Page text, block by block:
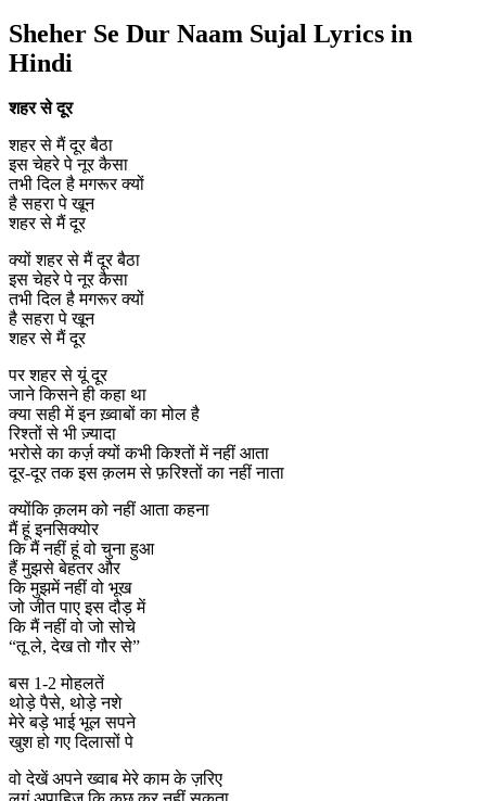
Sheher Se Dur Naam Sujal Lyrics in
Hindi
शहर से दूर
शहर से मैं दूर बैठा
इस चेहरे पे नूर कैसा
तभी दिल है मगरूर क्यों
है सहरा पे खून
शहर से मैं दूर
क्यों शहर से मैं दूर बैठा
इस चेहरे पे नूर कैसा
तभी दिल है मगरूर क्यों
है सहरा पे खून
शहर से मैं दूर
पर शहर से यूं दूर
जाने किसने ही कहा था
क्या सही में इन ख़्वाबों का मोल है
रिश्तों से भी ज़्यादा
भरोसे का कर्ज़ क्यों कभी किश्तों में नहीं आता
दूर-दूर तक इस क़लम से फ़रिश्तों का नहीं नाता
क्योंकि क़लम को नहीं आता कहना
मैं हूं इनसिक्योर
कि मैं नहीं हूं वो चुना हुआ
हैं मुझसे बेहतर और
कि मुझमें नहीं वो भूख
जो जीत पाए इस दौड़ में
कि मैं नहीं वो जो सोचे
“तू ले, देख तो गौर से”
बस 1-2 मोहलतें
थोड़े पैसे, थोड़े नशे
मेरे बड़े भाई भूल सपने
खुश हो गए दिलासों पे
वो देखें अपने ख्वाब मेरे काम के ज़रिए